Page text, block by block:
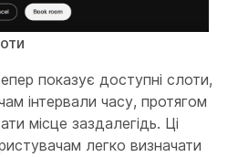
показує доступні слоти,
інтервали часу, протягом
місце заздалегідь. Ці
легко визначати